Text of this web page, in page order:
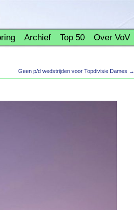
Archief Top 50 Over VoV
Geen p/d wedstrijden voor Topdivisie Dames →